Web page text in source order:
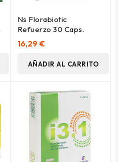
Ns Florabiotic
Refuerzo 30 Caps.
16,29 €
AÑADIR AL CARRITO